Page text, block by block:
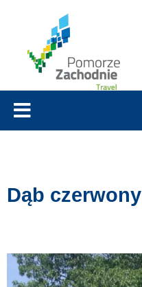
Dąb czerwony